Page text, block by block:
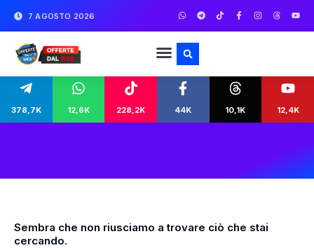
7 AGOSTO 2026
378,7K 12,6K 228,2K 44K 10,1K 12,4K
Sembra che non riusciamo a trovare ciò che stai
cercando.